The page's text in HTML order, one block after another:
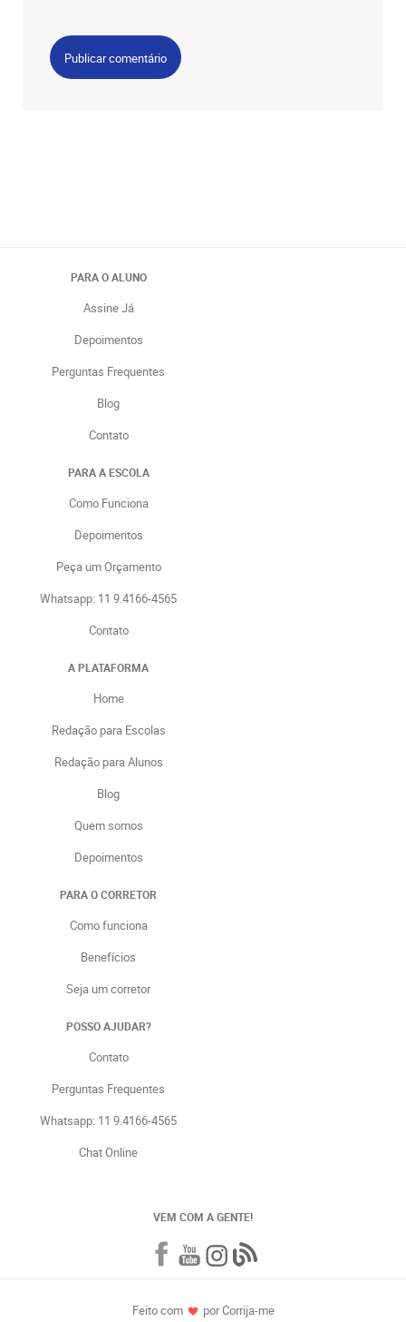
PARA O ALUNO
Assine Já
Depoimentos
Perguntas Frequentes
Blog
Contato
PARA A ESCOLA
Como Funciona
Depoimentos
Peça um Orçamento
Whatsapp: 11 9.4166-4565
Contato
A PLATAFORMA
Home
Redação para Escolas
Redação para Alunos
Blog
Quem somos
Depoimentos
PARA O CORRETOR
Como funciona
Benefícios
Seja um corretor
POSSO AJUDAR?
Contato
Perguntas Frequentes
Whatsapp: 11 9.4166-4565
Chat Online
VEM COM A GENTE!
Feito com
por Corrija-me